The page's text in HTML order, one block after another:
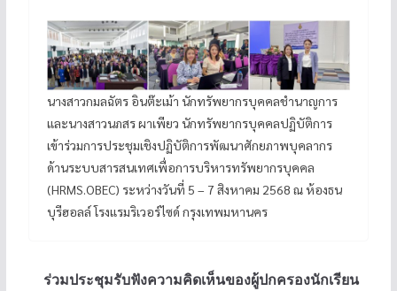
นางสาวกมลฉัตร อินต๊ะเม้า นักทรัพยากรบุคคลชำนาญการ
และนางสาวนภสร ผาเพียว นักทรัพยากรบุคคลปฏิบัติการ
เข้าร่วมการประชุมเชิงปฏิบัติการพัฒนาศักยภาพบุคลากร
ด้านระบบสารสนเทศเพื่อการบริหารทรัพยากรบุคคล
(HRMS.OBEC) ระหว่างวันที่ 5 – 7 สิงหาคม 2568 ณ ห้องธน
บุรีฮอลล์ โรงแรมริเวอร์ไซด์ กรุงเทพมหานคร
ร่วมประชุมรับฟังความคิดเห็นของผู้ปกครองนักเรียน